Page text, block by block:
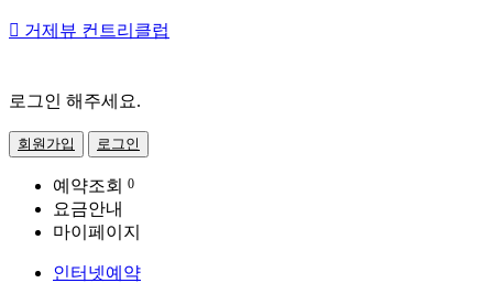
 거제뷰 컨트리클럽
로그인 해주세요.
회원가입 로그인
예약조회 0
요금안내
마이페이지
인터넷예약